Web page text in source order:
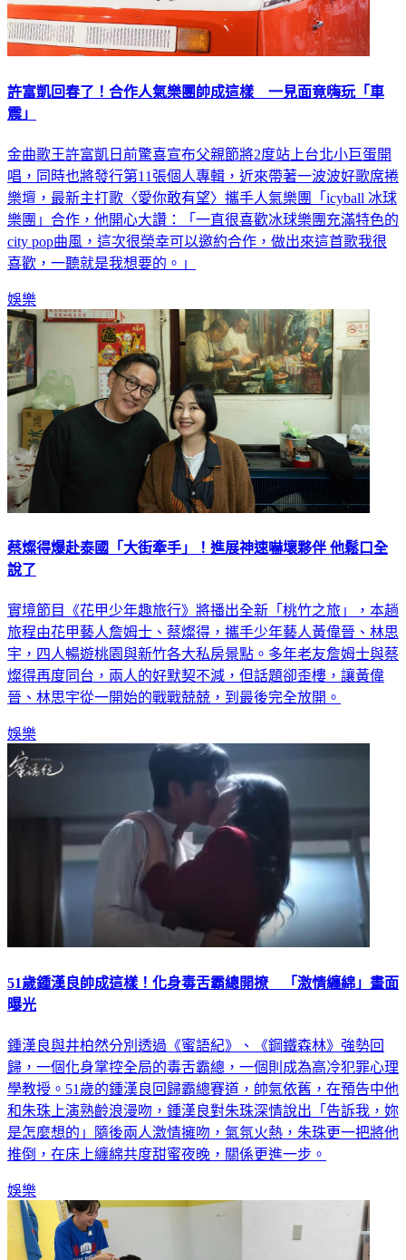
許富凱回春了！合作人氣樂團帥成這樣 一見面竟嗨玩「車
震」
金曲歌王許富凱日前驚喜宣布父親節將2度站上台北小巨蛋開
唱，同時也將發行第11張個人專輯，近來帶著一波波好歌席捲
樂壇，最新主打歌〈愛你敢有望〉攜手人氣樂團「icyball 冰球
樂團」合作，他開心大讚：「一直很喜歡冰球樂團充滿特色的
city pop曲風，這次很榮幸可以邀約合作，做出來這首歌我很
喜歡，一聽就是我想要的。」
娛樂
蔡燦得爆赴泰國「大街牽手」！進展神速嚇壞夥伴 他鬆口全
說了
實境節目《花甲少年趣旅行》將播出全新「桃竹之旅」，本趟
旅程由花甲藝人詹姆士、蔡燦得，攜手少年藝人黃偉晉、林思
宇，四人暢遊桃園與新竹各大私房景點。多年老友詹姆士與蔡
燦得再度同台，兩人的好默契不減，但話題卻歪樓，讓黃偉
晉、林思宇從一開始的戰戰兢兢，到最後完全放開。
娛樂
51歲鍾漢良帥成這樣！化身毒舌霸總開撩 「激情纏綿」畫面
曝光
鍾漢良與井柏然分別透過《蜜語紀》、《鋼鐵森林》強勢回
歸，一個化身掌控全局的毒舌霸總，一個則成為高冷犯罪心理
學教授。51歲的鍾漢良回歸霸總賽道，帥氣依舊，在預告中他
和朱珠上演熟齡浪漫吻，鍾漢良對朱珠深情說出「告訴我，妳
是怎麼想的」隨後兩人激情擁吻，氣氛火熱，朱珠更一把將他
推倒，在床上纏綿共度甜蜜夜晚，關係更進一步。
娛樂